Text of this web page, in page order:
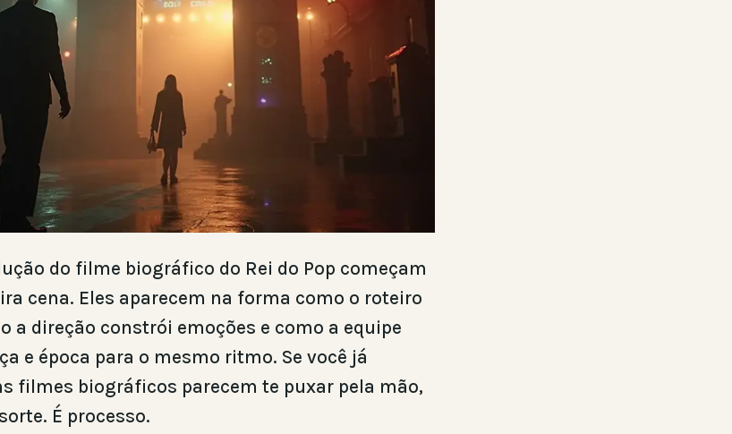
do filme biográfico do Rei do Pop começam
cena. Eles aparecem na forma como o roteiro
a direção constrói emoções e como a equipe
e época para o mesmo ritmo. Se você já
filmes biográficos parecem te puxar pela mão,
É processo.